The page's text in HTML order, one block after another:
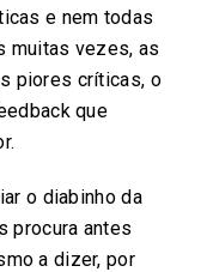
e nem todas
muitas vezes, as
piores críticas, o
que
o diabinho da
procura antes
a dizer, por